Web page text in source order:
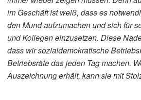
im Geschäft ist weiß, dass es
den Mund aufzumachen und sich für
und Kollegen einzusetzen. Diese
dass wir sozialdemokratische
Betriebsräte das jeden Tag machen.
Auszeichnung erhält, kann sie mit